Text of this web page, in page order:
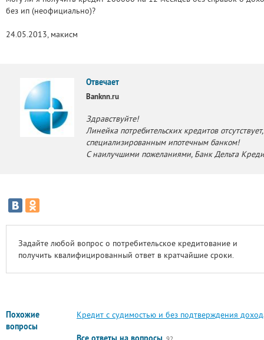
без ип (неофициально)?
24.05.2013, макисм
Отвечает
Banknn.ru
Здравствуйте!
Линейка потребительских кредитов
специализированным ипотечным банком!
С наилучшими пожеланиями, Банк Дельта
Задайте любой вопрос о потребительское кредитование и
получить квалифицированный ответ в кратчайшие сроки.
Похожие
вопросы
Кредит с судимостью и без подтверждения